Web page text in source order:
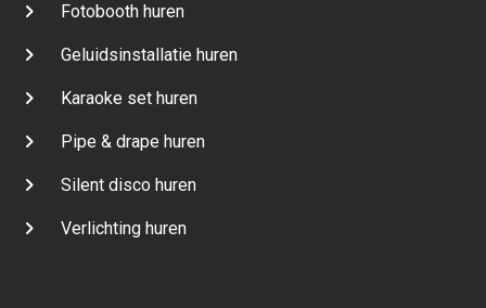
Fotobooth huren
Geluidsinstallatie huren
Karaoke set huren
Pipe & drape huren
Silent disco huren
Verlichting huren